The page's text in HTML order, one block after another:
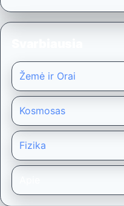
Žemė ir Orai
Kosmosas
Fizika